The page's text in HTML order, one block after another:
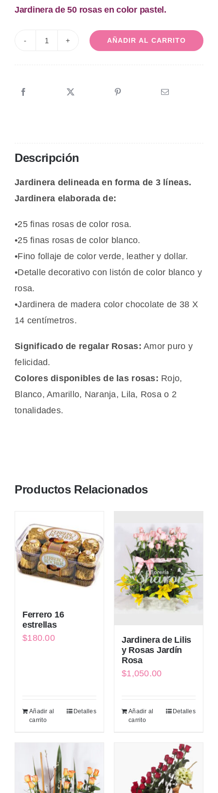
Jardinera de 50 rosas en color pastel.
Rosas
AÑADIR AL CARRITO
Descripción
Jardinera delineada en forma de 3 líneas.
Jardinera elaborada de:
•25 finas rosas de color rosa.
•25 finas rosas de color blanco.
•Fino follaje de color verde, leather y dollar.
•Detalle decorativo con listón de color blanco y
rosa.
•Jardinera de madera color chocolate de 38 X
14 centímetros.
Significado de regalar Rosas: Amor puro y
felicidad.
Colores disponibles de las rosas: Rojo,
Blanco, Amarillo, Naranja, Lila, Rosa o 2
tonalidades.
Productos Relacionados
Ferrero 16
estrellas
$180.00
Añadir al
carrito
Detalles
Jardinera de Lilis
y Rosas Jardín
Rosa
$1,050.00
Añadir al
carrito
Detalles